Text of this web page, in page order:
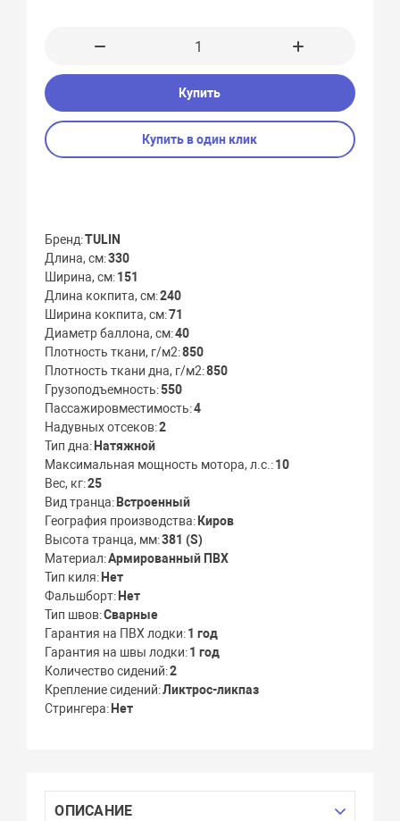
Купить
Купить в один клик
Бренд TULIN
Длина, см 330
Ширина, см 151
Длина кокпита, см 240
Ширина кокпита, см 71
Диаметр баллона, см 40
Плотность ткани, г/м2 850
Плотность ткани дна, г/м2 850
Грузоподъемность 550
Пассажировместимость 4
Надувных отсеков 2
Тип дна Натяжной
Максимальная мощность мотора, л.с. 10
Вес, кг 25
Вид транца Встроенный
География производства Киров
Высота транца, мм 381 (S)
Материал Армированный ПВХ
Тип киля Нет
Фальшборт Нет
Тип швов Сварные
Гарантия на ПВХ лодки 1 год
Гарантия на швы лодки 1 год
Количество сидений 2
Крепление сидений Ликтрос-ликпаз
Стрингера Нет
ОПИСАНИЕ